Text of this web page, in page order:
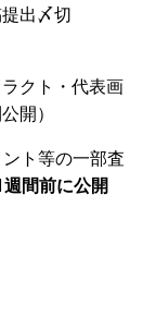
出〆切
クト・代表画
開）
ト等の一部査
間前に公開